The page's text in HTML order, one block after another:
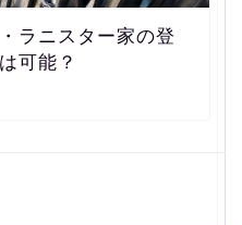
ラニスター家の登
可能？